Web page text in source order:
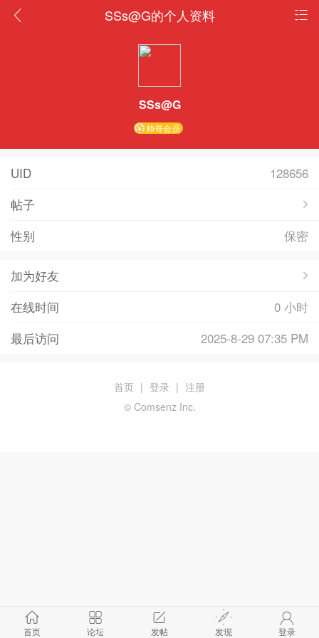
SSs@G的个人资料
SSs@G
帅哥会员
UID
128656
帖子
性别
保密
加为好友
在线时间
0 小时
最后访问
2025-8-29 07:35 PM
首页 论坛 发帖 发现 登录
首页 | 登录 | 注册
© Comsenz Inc.